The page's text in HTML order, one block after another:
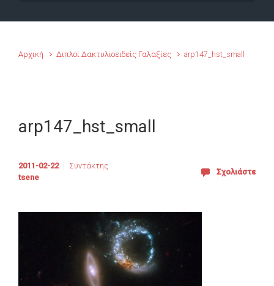
Αρχική Διπλοί Δακτυλιοειδείς Γαλαξίες arp147_hst_small
arp147_hst_small
2011-02-22
Συντάκτης
tsene
Σχολιάστε